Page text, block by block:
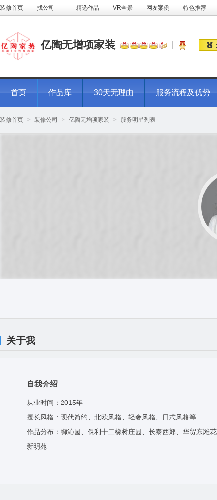
装修首页 找公司 精选作品 VR全景 网友案例 特色推荐
亿陶无增项家装
首页 作品库 30天无理由 服务流程及优势
装修首页 > 装修公司 > 亿陶无增项家装 > 服务明星列表
关于我
自我介绍
从业时间：2015年
擅长风格：现代简约、北欧风格、轻奢风格、日式风格等
作品分布：御沁园、保利十二橡树庄园、长泰西郊、华贸东滩
新明苑